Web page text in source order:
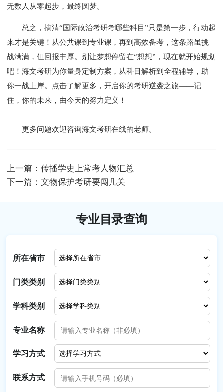
无数人从零起步，最终圆梦。
总之，搞清“国际政治考研考哪些科目”只是第一步，行动起
来才是关键！从公共课到专业课，再到高效备考，这条路虽挑
战满满，但回报丰厚。别让梦想停留在“想想”，现在就开始规划
吧！海文考研为你量身定制方案，从科目解析到全程辅导，助
你一战上岸。点击了解更多，开启你的考研逆袭之旅——记
住，你的未来，由今天的努力定义！
更多问题欢迎咨询海文考研在线的老师。
上一篇：传播学史上常考人物汇总
下一篇：文物保护考研要闯几关
专业目录查询
所在省市
门类类别
学科类别
专业名称
学习方式
联系方式